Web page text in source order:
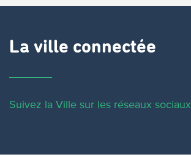
La ville connectée
Suivez la Ville sur les réseaux sociaux